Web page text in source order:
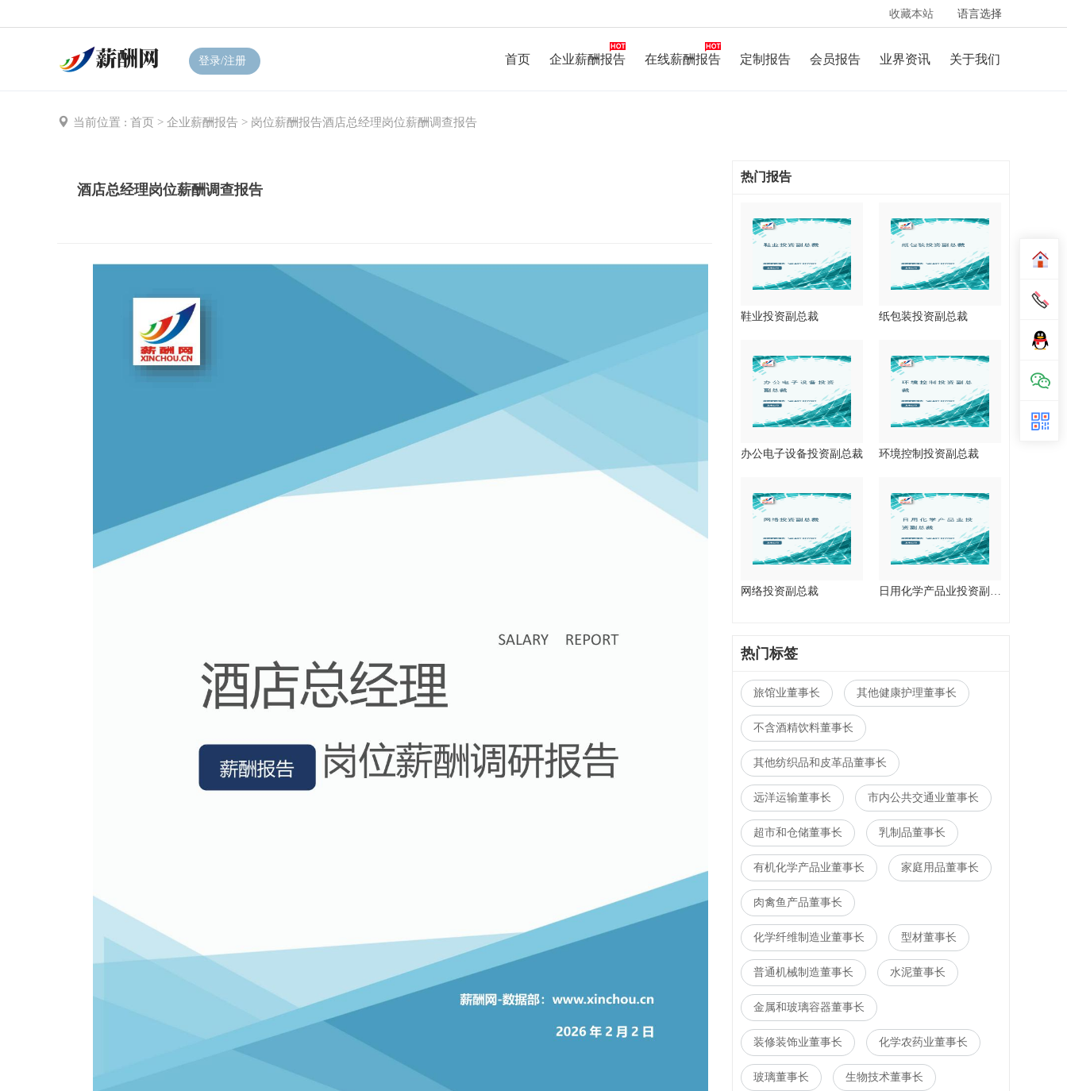
收藏本站 语言选择
登录/注册 首页 企业薪酬报告 在线薪酬报告 定制报告 会员报告 业界资讯 关于我们
当前位置 : 首页 > 企业薪酬报告 > 岗位薪酬报告酒店总经理岗位薪酬调查报告
酒店总经理岗位薪酬调查报告
热门报告
鞋业投资副总裁 纸包装投资副总裁
办公电子设备投资副总裁 环境控制投资副总裁
网络投资副总裁 日用化学产品业投资副总裁
热门标签
旅馆业董事长 其他健康护理董事长
不含酒精饮料董事长
其他纺织品和皮革品董事长
远洋运输董事长 市内公共交通业董事长
超市和仓储董事长 乳制品董事长
有机化学产品业董事长 家庭用品董事长
肉禽鱼产品董事长
化学纤维制造业董事长 型材董事长
普通机械制造董事长 水泥董事长
金属和玻璃容器董事长
装修装饰业董事长 化学农药业董事长
玻璃董事长 生物技术董事长